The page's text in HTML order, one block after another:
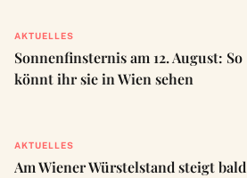
AKTUELLES
Sonnenfinsternis am 12. August: So
könnt ihr sie in Wien sehen
AKTUELLES
Am Wiener Würstelstand steigt bald